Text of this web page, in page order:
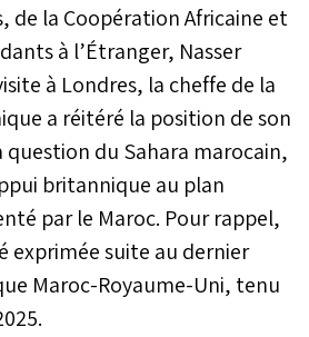
de la Coopération Africaine et
à l’Étranger, Nasser
à Londres, la cheffe de la
a réitéré la position de son
question du Sahara marocain,
britannique au plan
par le Maroc. Pour rappel,
exprimée suite au dernier
Maroc-Royaume-Uni, tenu